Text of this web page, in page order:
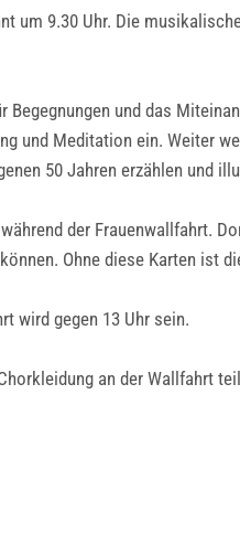
9.30 Uhr. Die
und das
und Meditation ein. Weiter
50 Jahren erzählen und
der Frauenwallfahrt.
Ohne diese Karten ist
wird gegen 13 Uhr sein.
an der Wallfahrt